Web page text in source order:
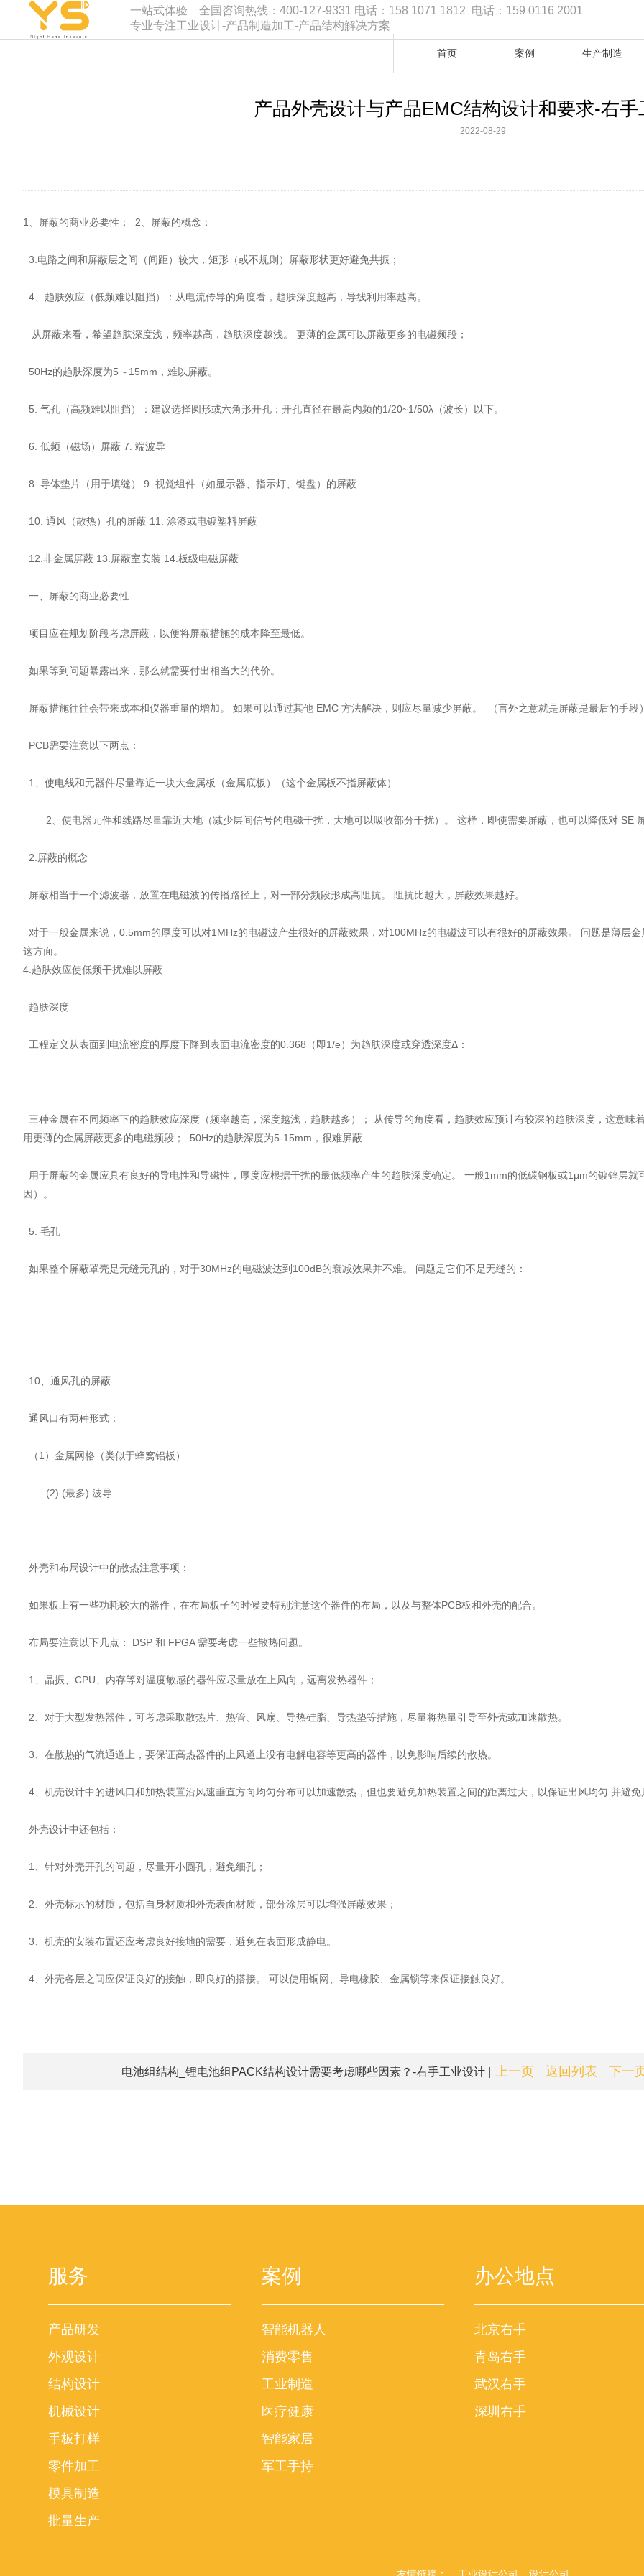
一站式体验 全国咨询热线：400-127-9331 电话：158 1071 1812 电话：159 0116 2001
专业专注工业设计-产品制造加工-产品结构解决方案
首页 案例 生产制造
产品外壳设计与产品EMC结构设计和要求-右手
2022-08-29
1、屏蔽的商业必要性； 2、屏蔽的概念；
3.电路之间和屏蔽层之间（间距）较大，矩形（或不规则）屏蔽形状更好避免共振；
4、趋肤效应（低频难以阻挡）：从电流传导的角度看，趋肤深度越高，导线利用率越高。
从屏蔽来看，希望趋肤深度浅，频率越高，趋肤深度越浅。 更薄的金属可以屏蔽更多的电磁频段；
50Hz的趋肤深度为5～15mm，难以屏蔽。
5. 气孔（高频难以阻挡）：建议选择圆形或六角形开孔：开孔直径在最高内频的1/20~1/50λ（波长）以下。
6. 低频（磁场）屏蔽 7. 端波导
8. 导体垫片（用于填缝） 9. 视觉组件（如显示器、指示灯、键盘）的屏蔽
10. 通风（散热）孔的屏蔽 11. 涂漆或电镀塑料屏蔽
12.非金属屏蔽 13.屏蔽室安装 14.板级电磁屏蔽
一、屏蔽的商业必要性
项目应在规划阶段考虑屏蔽，以便将屏蔽措施的成本降至最低。
如果等到问题暴露出来，那么就需要付出相当大的代价。
屏蔽措施往往会带来成本和仪器重量的增加。 如果可以通过其他 EMC 方法解决，则应尽量减少屏蔽。 （言外之意就是屏蔽是最后的手段）
PCB需要注意以下两点：
1、使电线和元器件尽量靠近一块大金属板（金属底板）（这个金属板不指屏蔽体）
2、使电器元件和线路尽量靠近大地（减少层间信号的电磁干扰，大地可以吸收部分干扰）。 这样，即使需要屏蔽，也可以降低对 SE 屏
2.屏蔽的概念
屏蔽相当于一个滤波器，放置在电磁波的传播路径上，对一部分频段形成高阻抗。 阻抗比越大，屏蔽效果越好。
对于一般金属来说，0.5mm的厚度可以对1MHz的电磁波产生很好的屏蔽效果，对100MHz的电磁波可以有很好的屏蔽效果。 问题是薄层
这方面。
4.趋肤效应使低频干扰难以屏蔽
趋肤深度
工程定义从表面到电流密度的厚度下降到表面电流密度的0.368（即1/e）为趋肤深度或穿透深度Δ：
三种金属在不同频率下的趋肤效应深度（频率越高，深度越浅，趋肤越多）； 从传导的角度看，趋肤效应预计有较深的趋肤深度，这意味
用更薄的金属屏蔽更多的电磁频段； 50Hz的趋肤深度为5-15mm，很难屏蔽...
用于屏蔽的金属应具有良好的导电性和导磁性，厚度应根据干扰的最低频率产生的趋肤深度确定。 一般1mm的低碳钢板或1μm的镀锌层
因）。
5. 毛孔
如果整个屏蔽罩壳是无缝无孔的，对于30MHz的电磁波达到100dB的衰减效果并不难。 问题是它们不是无缝的：
10、通风孔的屏蔽
通风口有两种形式：
（1）金属网格（类似于蜂窝铝板）
(2) (最多) 波导
外壳和布局设计中的散热注意事项：
如果板上有一些功耗较大的器件，在布局板子的时候要特别注意这个器件的布局，以及与整体PCB板和外壳的配合。
布局要注意以下几点： DSP 和 FPGA 需要考虑一些散热问题。
1、晶振、CPU、内存等对温度敏感的器件应尽量放在上风向，远离发热器件；
2、对于大型发热器件，可考虑采取散热片、热管、风扇、导热硅脂、导热垫等措施，尽量将热量引导至外壳或加速散热。
3、在散热的气流通道上，要保证高热器件的上风道上没有电解电容等更高的器件，以免影响后续的散热。
4、机壳设计中的进风口和加热装置沿风速垂直方向均匀分布可以加速散热，但也要避免加热装置之间的距离过大，以保证出风均匀 并避免
外壳设计中还包括：
1、针对外壳开孔的问题，尽量开小圆孔，避免细孔；
2、外壳标示的材质，包括自身材质和外壳表面材质，部分涂层可以增强屏蔽效果；
3、机壳的安装布置还应考虑良好接地的需要，避免在表面形成静电。
4、外壳各层之间应保证良好的接触，即良好的搭接。 可以使用铜网、导电橡胶、金属锁等来保证接触良好。
电池组结构_锂电池组PACK结构设计需要考虑哪些因素？-右手工业设计 | 上一页 返回列表 下一
服务
产品研发
外观设计
结构设计
机械设计
手板打样
零件加工
模具制造
批量生产
案例
智能机器人
消费零售
工业制造
医疗健康
智能家居
军工手持
办公地点
北京右手
青岛右手
武汉右手
深圳右手